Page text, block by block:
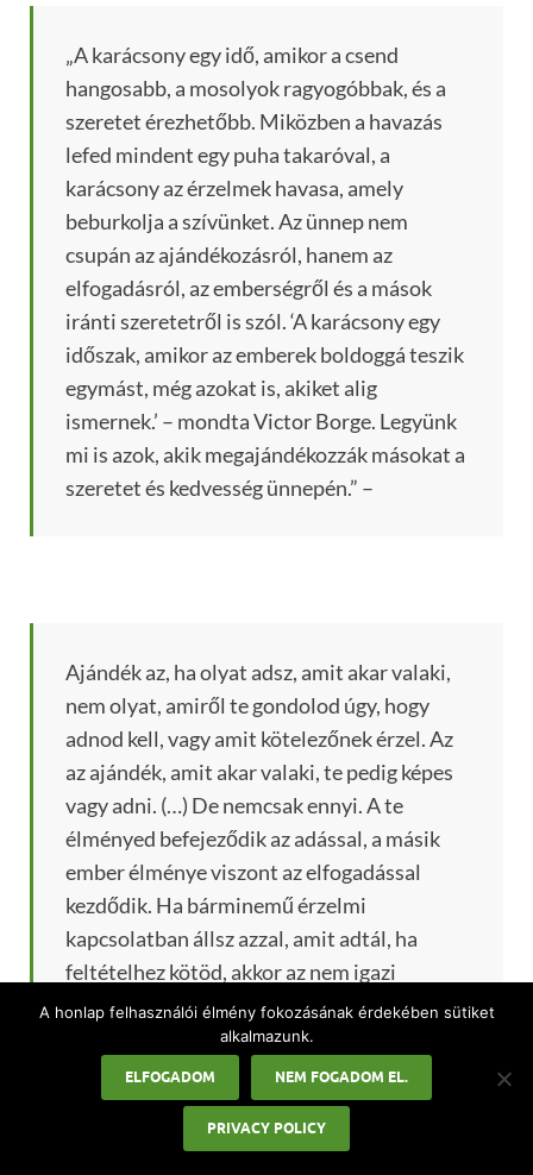
„A karácsony egy idő, amikor a csend
hangosabb, a mosolyok ragyogóbbak, és a
szeretet érezhetőbb. Miközben a havazás
lefed mindent egy puha takaróval, a
karácsony az érzelmek havasa, amely
beburkolja a szívünket. Az ünnep nem
csupán az ajándékozásról, hanem az
elfogadásról, az emberségről és a mások
iránti szeretetről is szól. ‘A karácsony egy
időszak, amikor az emberek boldoggá teszik
egymást, még azokat is, akiket alig
ismernek.’ – mondta Victor Borge. Legyünk
mi is azok, akik megajándékozzák másokat a
szeretet és kedvesség ünnepén.” –
Ajándék az, ha olyat adsz, amit akar valaki,
nem olyat, amiről te gondolod úgy, hogy
adnod kell, vagy amit kötelezőnek érzel. Az
az ajándék, amit akar valaki, te pedig képes
vagy adni. (…) De nemcsak ennyi. A te
élményed befejeződik az adással, a másik
ember élménye viszont az elfogadással
kezdődik. Ha bárminemű érzelmi
kapcsolatban állsz azzal, amit adtál, ha
feltételhez kötöd, akkor az nem igazi
ajándék. Az ajándék azé, aki kapja, és ő azt
teheti vele, amit akar.
A honlap felhasználói élmény fokozásának érdekében sütiket
alkalmazunk.
ELFOGADOM NEM FOGADOM EL.
PRIVACY POLICY